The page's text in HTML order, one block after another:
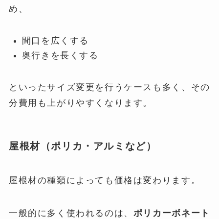
め、
間口を広くする
奥行きを長くする
といったサイズ変更を行うケースも多く、その
分費用も上がりやすくなります。
屋根材（ポリカ・アルミなど）
屋根材の種類によっても価格は変わります。
一般的に多く使われるのは、 ポリカーボネート